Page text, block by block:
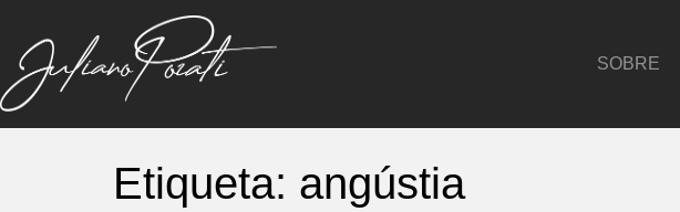
SOBRE
Etiqueta: angústia